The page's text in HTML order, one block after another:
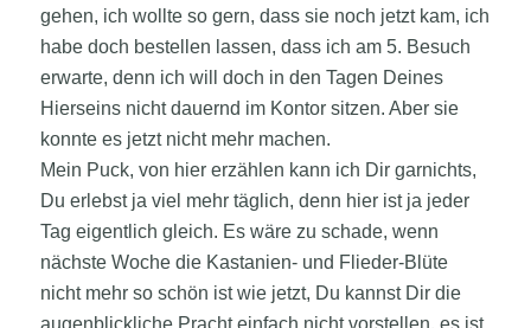
gehen, ich wollte so gern, dass sie noch jetzt kam, ich
habe doch bestellen lassen, dass ich am 5. Besuch
erwarte, denn ich will doch in den Tagen Deines
Hierseins nicht dauernd im Kontor sitzen. Aber sie
konnte es jetzt nicht mehr machen.
Mein Puck, von hier erzählen kann ich Dir garnichts,
Du erlebst ja viel mehr täglich, denn hier ist ja jeder
Tag eigentlich gleich. Es wäre zu schade, wenn
nächste Woche die Kastanien- und Flieder-Blüte
nicht mehr so schön ist wie jetzt, Du kannst Dir die